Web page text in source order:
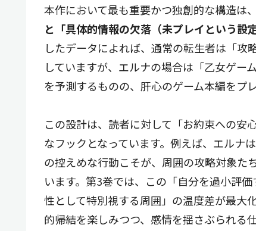
本作において最も重要かつ独創的な構造は
と「具体的情報の欠落（未プレイという設
したデータによれば、通常の転生者は「
していますが、エルナの場合は「乙女ゲー
を予測するものの、肝心のゲーム本編をプ
この設計は、読者に対して「お約束への安
なフックとなっています。例えば、エルナ
の控えめな行動こそが、周囲の攻略対象た
います。第3巻では、この「自分を過小評
性として特別視する周囲」の温度差が最大
的帰結を楽しみつつ、感情を揺さぶられる